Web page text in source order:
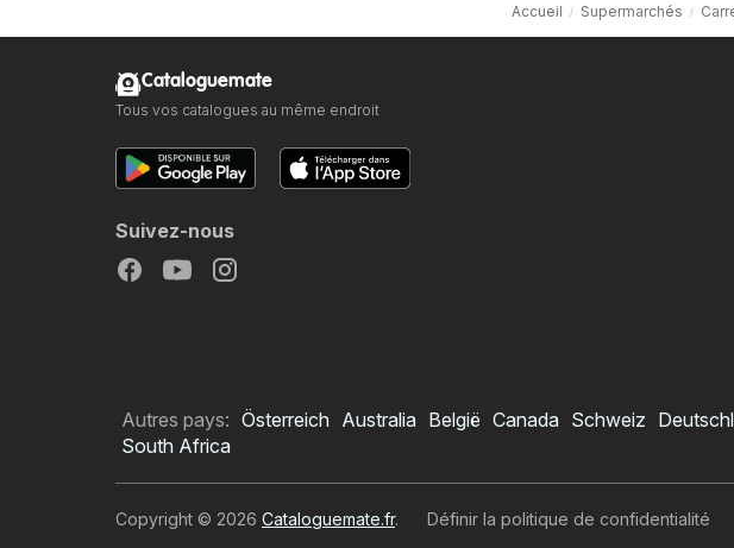
Je veux
Accueil Supermarchés
Cataloguemate
Tous vos catalogues au même endroit
Suivez-nous
Autres pays: Österreich Australia België Canada Schweiz
South Africa
Copyright © 2026 Cataloguemate.fr. Définir la politique de confidentialité